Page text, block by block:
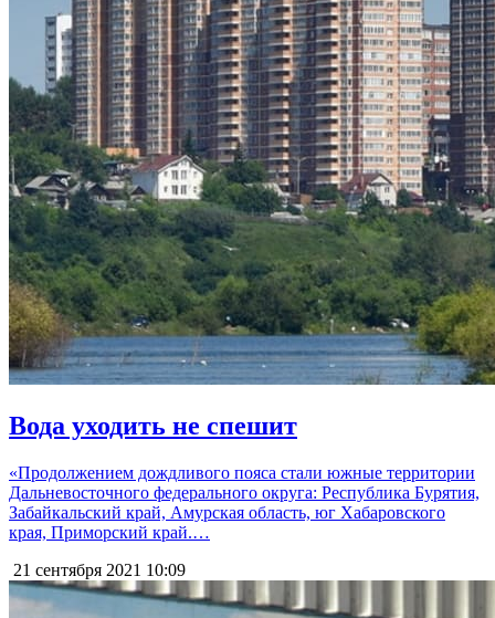
Вода уходить не спешит
«Продолжением дождливого пояса стали южные территории
Дальневосточного федерального округа: Республика Бурятия,
Забайкальский край, Амурская область, юг Хабаровского
края, Приморский край.…
21 сентября 2021 10:09